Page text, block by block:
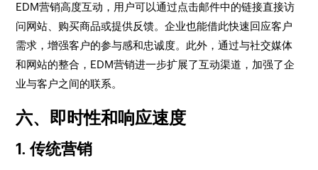
EDM营销高度互动，用户可以通过点击邮件中的链接直接访
问网站、购买商品或提供反馈。企业也能借此快速回应客户
需求，增强客户的参与感和忠诚度。此外，通过与社交媒体
和网站的整合，EDM营销进一步扩展了互动渠道，加强了企
业与客户之间的联系。
六、即时性和响应速度
1. 传统营销